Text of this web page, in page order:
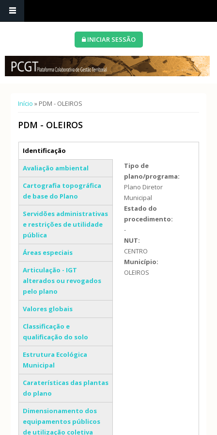
INICIAR SESSÃO
Está aqui
Início » PDM - OLEIROS
PDM - OLEIROS
Separadores verticais
Identificação
(separador ativo)
Avaliação ambiental
Cartografia topográfica
de base do Plano
Servidões administrativas
e restrições de utilidade
pública
Áreas especiais
Articulação - IGT
alterados ou revogados
pelo plano
Valores globais
Classificação e
qualificação do solo
Estrutura Ecológica
Municipal
Caraterísticas das plantas
do plano
Dimensionamento dos
equipamentos públicos
de utilização coletiva
Tipo de
plano/programa:
Plano Diretor
Municipal
Estado do
procedimento:
-
NUT:
CENTRO
Município:
OLEIROS